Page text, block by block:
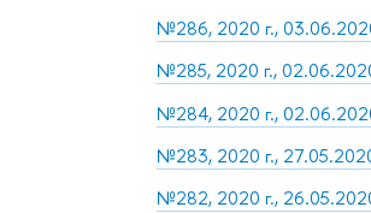
№286, 2020 г.,
№285, 2020 г.,
№284, 2020 г.,
№283, 2020 г.,
№282, 2020 г.,